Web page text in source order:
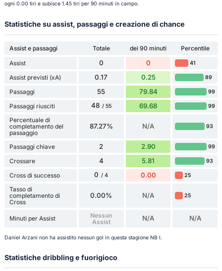
ogni 0.00 tiri e subisce 1.45 tiri per 90 minuti in campo.
Statistiche su assist, passaggi e creazione di chance
Assist e passaggi Totale dei 90 minuti
Percentile
Assist
0 0 41
Assist previsti (xA) 0.17 0.25 89
Passaggi 55 79.84 99
Passaggi riusciti 48 / 55 69.68 99
Percentuale di
completamento del
passaggio
87.27% N/A 93
Passaggi chiave 2 2.90 99
Crossare 4 5.81 93
Cross di successo 0 / 4 0.00 25
Tasso di
completamento di
Cross
0.00% N/A 25
Minuti per Assist
Nessun
Assist
N/A N/A
Daniel Arzani non ha assistito nessun gol in questa stagione NB I.
Statistiche dribbling e fuorigioco